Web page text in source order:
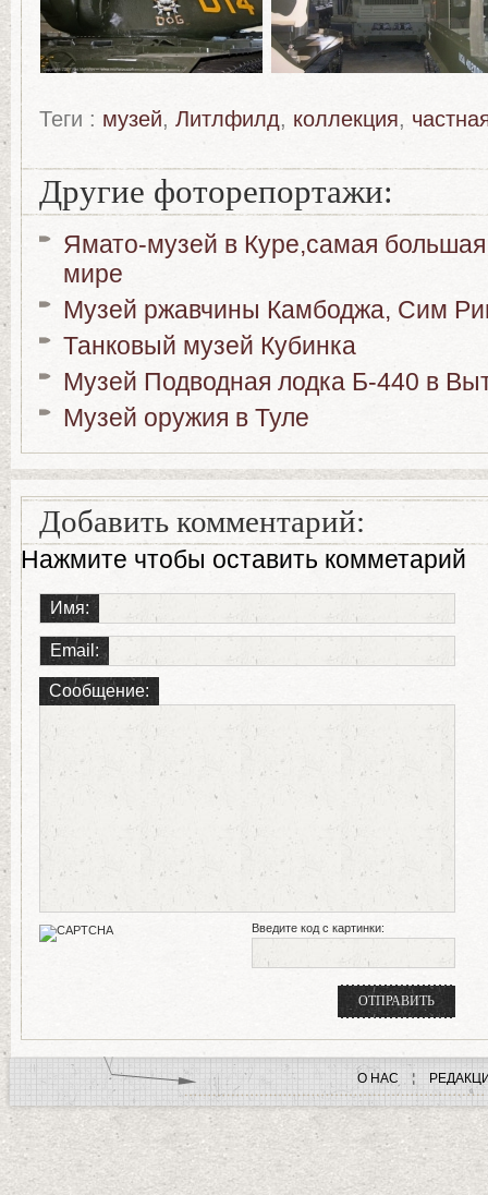
Теги : музей, Литлфилд, коллекция,
Другие фоторепортажи:
Ямато-музей в Куре,самая
мире
Музей ржавчины Камбоджа, Сим
Танковый музей Кубинка
Музей Подводная лодка Б-440 в
Музей оружия в Туле
Добавить комментарий:
Нажмите чтобы оставить комметарий
Имя:
Email:
Сообщение:
Введите код с картинки:
О НАС